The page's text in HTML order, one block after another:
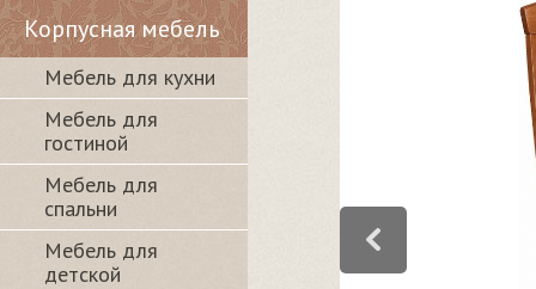
Корпусная мебель
Мебель для кухни
Мебель для
гостиной
Мебель для
спальни
Мебель для
детской